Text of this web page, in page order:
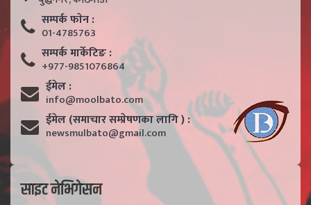
सम्पर्क फाेन :
01-4785763
सम्पर्क मार्केटिङ :
+977-9851076864
ईमेल :
info@moolbato.com
ईमेल (समाचार सम्प्रेषणका लागि ) :
newsmulbato@gmail.com
साइट नेभिगेसन